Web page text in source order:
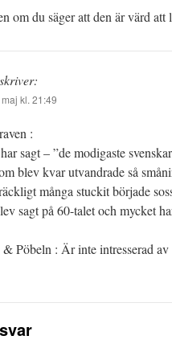
om du säger att den är värd att
skriver:
kl. 21:49
:
sagt – ”de modigaste
blev kvar utvandrade så
många stuckit började
sagt på 60-talet och mycket
Pöbeln : Är inte intresserad